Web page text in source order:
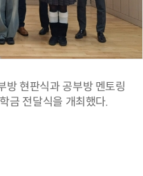
방 현판식과 공부방 멘토링
금 전달식을 개최했다.